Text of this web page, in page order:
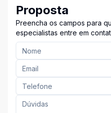
Proposta
Preencha os campos para
especialistas entre em